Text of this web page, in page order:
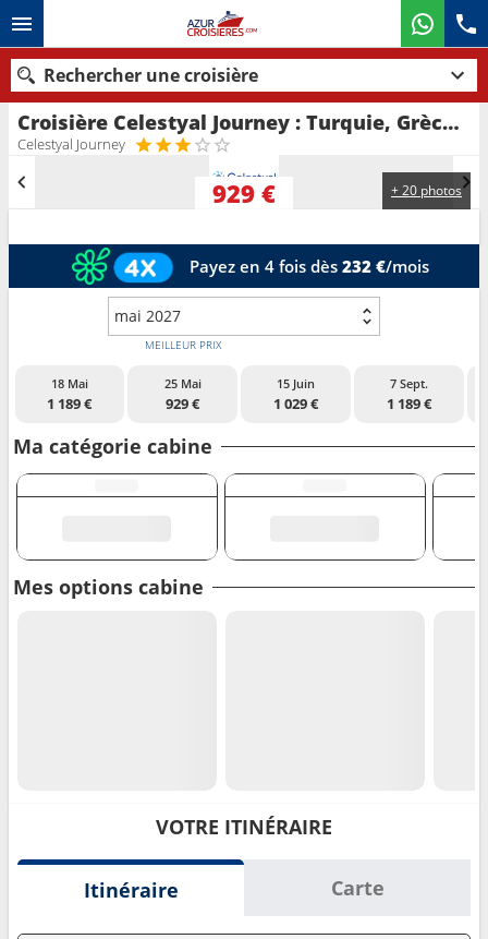
Croisière Celestyal Journey : Turquie, Grèce au départ de Agios Nikolaus (Crete)
Celestyal Journey
+ 20 photos
929 €
Payez en 4 fois dès 232 €/mois
mai 2027
18 Mai
1 189 €
MEILLEUR PRIX
25 Mai
929 €
15 Juin
1 029 €
7 Sept.
1 189 €
Ma catégorie cabine
Mes options cabine
VOTRE ITINÉRAIRE
Itinéraire Carte
Rechercher une croisière
Nos destinations
Rechercher